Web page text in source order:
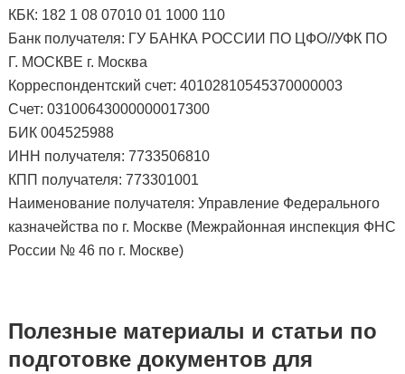
КБК: 182 1 08 07010 01 1000 110
Банк получателя: ГУ БАНКА РОССИИ ПО ЦФО//УФК ПО
Г. МОСКВЕ г. Москва
Корреспондентский счет: 40102810545370000003
Счет: 03100643000000017300
БИК 004525988
ИНН получателя: 7733506810
КПП получателя: 773301001
Наименование получателя: Управление Федерального
казначейства по г. Москве (Межрайонная инспекция ФНС
России № 46 по г. Москве)
Полезные материалы и статьи по
подготовке документов для